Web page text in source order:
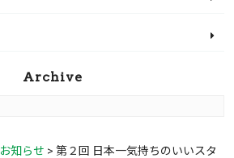
Archive
お知らせ > 第２回 日本一気持ちのいいスタ